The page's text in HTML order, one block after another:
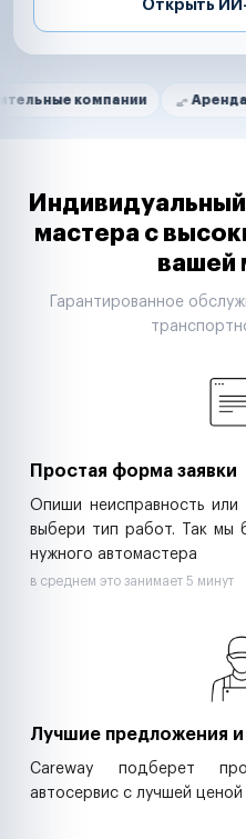
Открыть
Нам доверяют
Аренда
Маркетплейсы
Таксопарки
Автодилеры
Строительные компании
Аренда спецтехники
мастера с
вашей
Гарантированное
Простая форма заявки
Опиши неисправность
выбери тип работ. Так мы
нужного автомастера
в среднем это занимает 5 минут
Лучшие предложения
Careway подберет
автосервис с лучшей